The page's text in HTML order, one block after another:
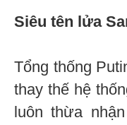
Siêu tên lửa
Tổng thống
thay thế hệ
luôn thừa